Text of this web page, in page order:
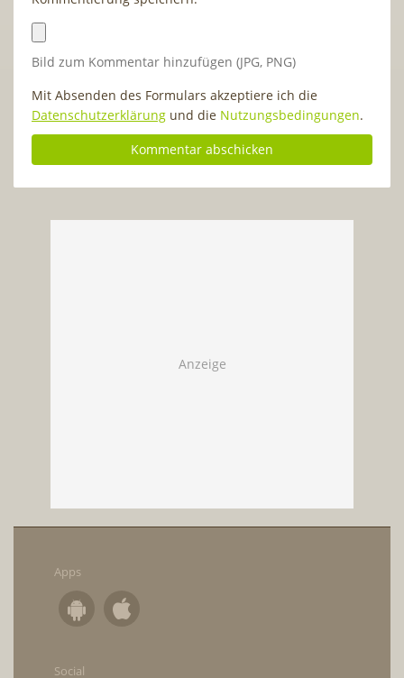
Bild zum Kommentar hinzufügen (JPG, PNG)
Mit Absenden des Formulars akzeptiere ich die
Datenschutzerklärung und die Nutzungsbedingungen.
Apps
Social